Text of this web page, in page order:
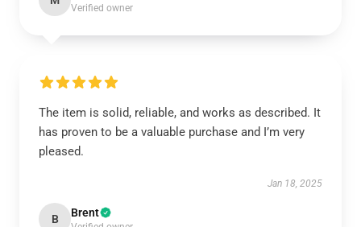
Verified owner
The item is solid, reliable, and works as described. It
has proven to be a valuable purchase and I’m very
pleased.
Jan 18, 2025
B Brent